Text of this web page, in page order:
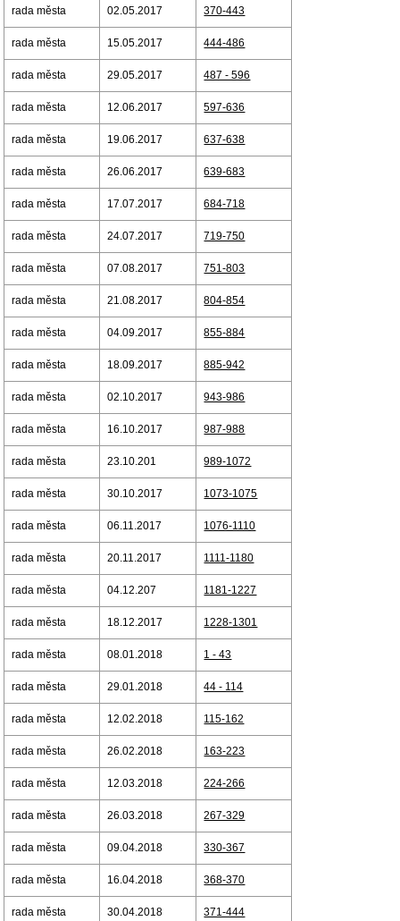
rada města 02.05.2017 370-443
rada města 15.05.2017 444-486
rada města 29.05.2017 487 - 596
rada města 12.06.2017 597-636
rada města 19.06.2017 637-638
rada města 26.06.2017 639-683
rada města 17.07.2017 684-718
rada města 24.07.2017 719-750
rada města 07.08.2017 751-803
rada města 21.08.2017 804-854
rada města 04.09.2017 855-884
rada města 18.09.2017 885-942
rada města 02.10.2017 943-986
rada města 16.10.2017 987-988
rada města 23.10.201 989-1072
rada města 30.10.2017 1073-1075
rada města 06.11.2017 1076-1110
rada města 20.11.2017 1111-1180
rada města 04.12.207 1181-1227
rada města 18.12.2017 1228-1301
rada města 08.01.2018 1 - 43
rada města 29.01.2018 44 - 114
rada města 12.02.2018 115-162
rada města 26.02.2018 163-223
rada města 12.03.2018 224-266
rada města 26.03.2018 267-329
rada města 09.04.2018 330-367
rada města 16.04.2018 368-370
rada města 30.04.2018 371-444